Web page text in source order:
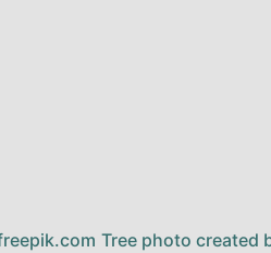
Tree photo created